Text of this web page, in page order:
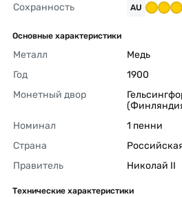
Сохранность AU
Основные характеристики
Металл
Медь
Год
1900
Монетный двор
Номинал
1 пенни
Страна
Правитель
Николай II
Технические характеристики